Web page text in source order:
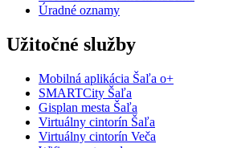
Úradné oznamy
Užitočné služby
Mobilná aplikácia Šaľa o+
SMARTCity Šaľa
Gisplan mesta Šaľa
Virtuálny cintorín Šaľa
Virtuálny cintorín Veča